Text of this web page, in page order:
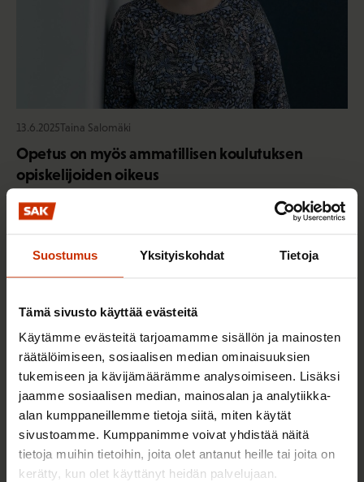
Suostumus Yksityiskohdat Tietoja
Tämä sivusto käyttää evästeitä
Käytämme evästeitä tarjoamamme sisällön ja mainosten
räätälöimiseen, sosiaalisen median ominaisuuksien
tukemiseen ja kävijämäärämme analysoimiseen. Lisäksi
jaamme sosiaalisen median, mainosalan ja analytiikka-
alan kumppaneillemme tietoja siitä, miten käytät
sivustoamme. Kumppanimme voivat yhdistää näitä
tietoja muihin tietoihin, joita olet antanut heille tai joita on
kerätty, kun olet käyttänyt heidän palvelujaan.
13.6.2025Taina Salomäki
Opetus on myös ammatillisen koulutuksen
opiskelijoiden oikeus
KOULUTUS JA NUORET
7.4.2025 Taina Salomäki